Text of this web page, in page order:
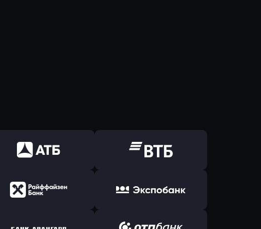
Оправить заявку
в АТБ Банк
в ВТБ
Оправить заявку